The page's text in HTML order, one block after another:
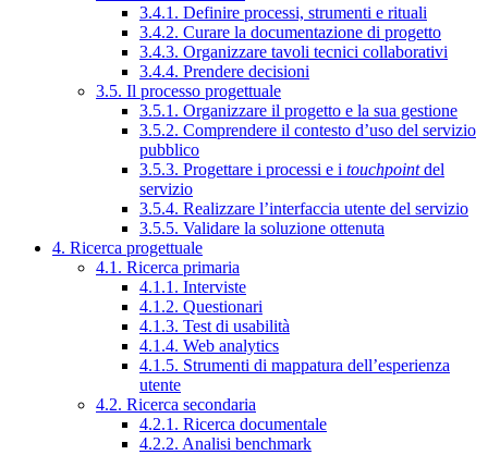
3.4.1. Definire processi, strumenti e rituali
3.4.2. Curare la documentazione di progetto
3.4.3. Organizzare tavoli tecnici collaborativi
3.4.4. Prendere decisioni
3.5. Il processo progettuale
3.5.1. Organizzare il progetto e la sua gestione
3.5.2. Comprendere il contesto d’uso del servizio
pubblico
3.5.3. Progettare i processi e i touchpointdel
servizio
3.5.4. Realizzare l’interfaccia utente del servizio
3.5.5. Validare la soluzione ottenuta
4. Ricerca progettuale
4.1. Ricerca primaria
4.1.1. Interviste
4.1.2. Questionari
4.1.3. Test di usabilità
4.1.4. Web analytics
4.1.5. Strumenti di mappatura dell’esperienza
utente
4.2. Ricerca secondaria
4.2.1. Ricerca documentale
4.2.2. Analisi benchmark